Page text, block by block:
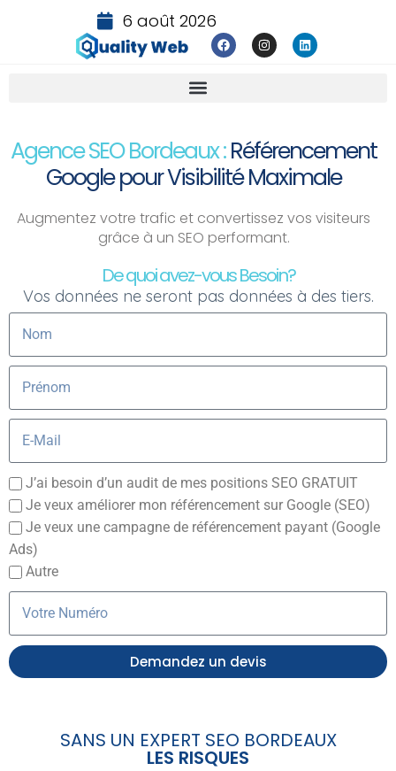
6 août 2026
Agence SEO Bordeaux :Référencement
Google pour Visibilité Maximale
Augmentez votre trafic et convertissez vos visiteurs
grâce à un SEO performant.
De quoi avez-vous Besoin?
Vos données ne seront pas données à des tiers.
J’ai besoin d’un audit de mes positions SEO GRATUIT
Je veux améliorer mon référencement sur Google (SEO)
Je veux une campagne de référencement payant (Google
Ads)
Autre
Demandez un devis
SANS UN EXPERT SEO BORDEAUX
LES RISQUES